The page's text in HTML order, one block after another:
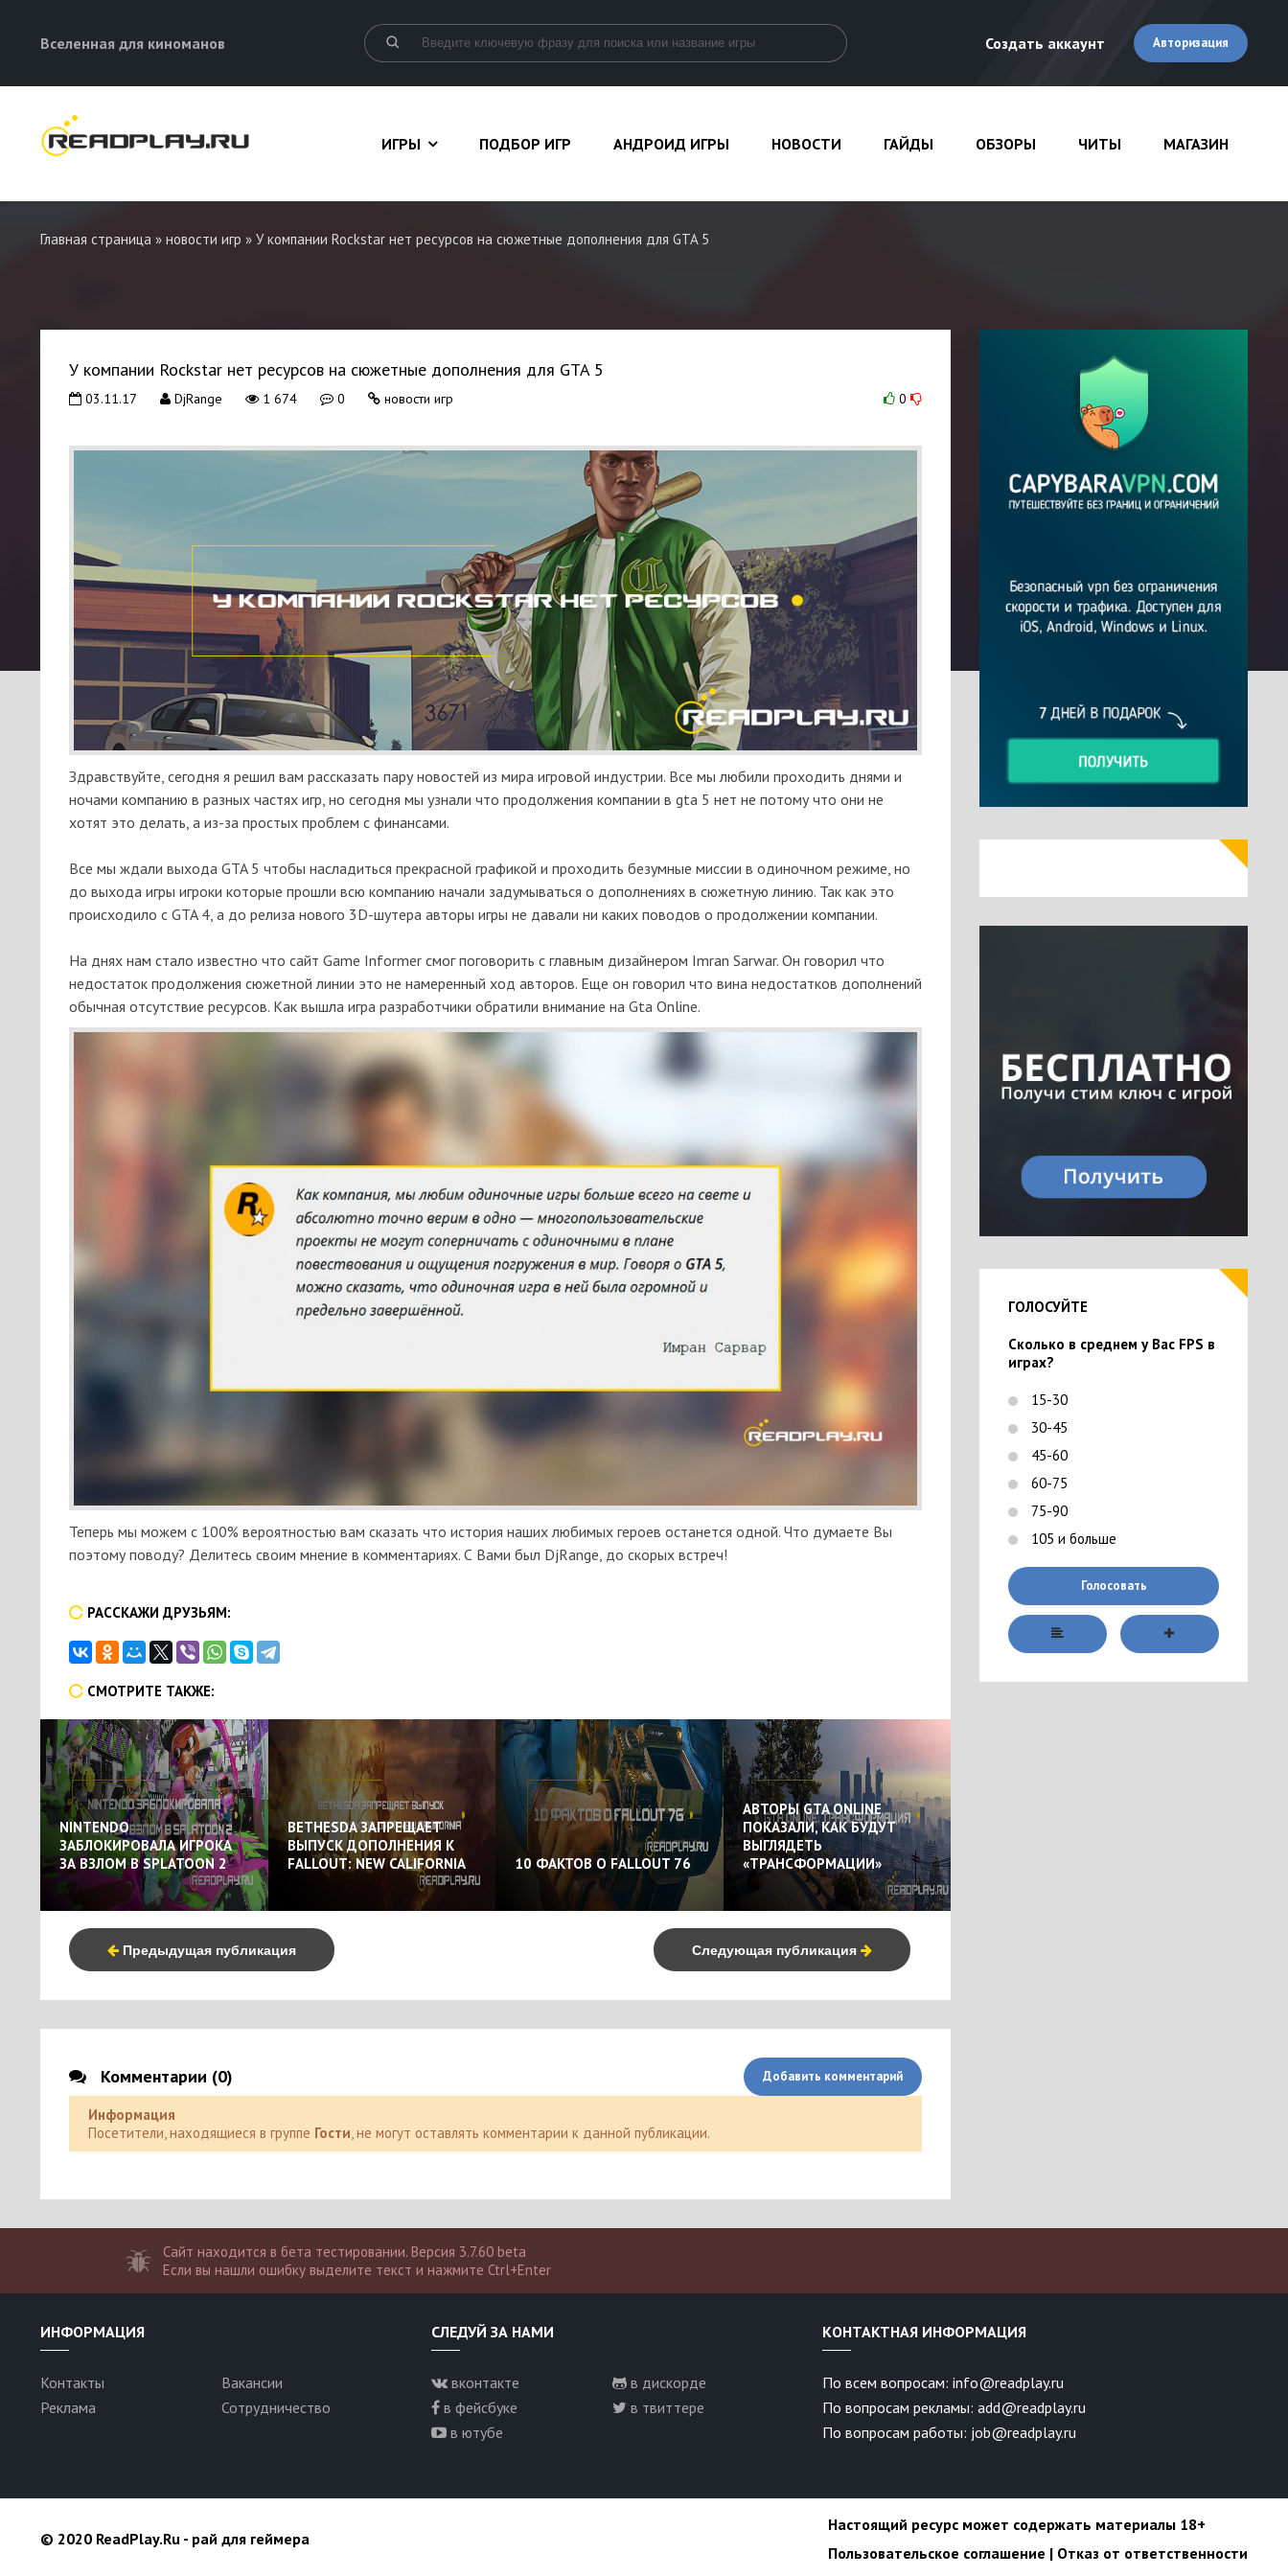
Вселенная для киноманов Создать аккаунт Авторизация
ИГРЫ ПОДБОР ИГР АНДРОИД ИГРЫ НОВОСТИ ГАЙДЫ ОБЗОРЫ ЧИТЫ МАГАЗИН
Главная страница » новости игр » У компании Rockstar нет ресурсов на сюжетные дополнения для GTA 5
У компании Rockstar нет ресурсов на сюжетные дополнения для GTA 5
0
03.11.17 DjRange 1 674 0 новости игр
Здравствуйте, сегодня я решил вам рассказать пару новостей из мира игровой индустрии. Все мы любили проходить днями и
ночами компанию в разных частях игр, но сегодня мы узнали что продолжения компании в gta 5 нет не потому что они не
хотят это делать, а из-за простых проблем с финансами.
Все мы ждали выхода GTA 5 чтобы насладиться прекрасной графикой и проходить безумные миссии в одиночном режиме, но
до выхода игры игроки которые прошли всю компанию начали задумываться о дополнениях в сюжетную линию. Так как это
происходило с GTA 4, а до релиза нового 3D-шутера авторы игры не давали ни каких поводов о продолжении компании.
На днях нам стало известно что сайт Game Informer смогпоговорить с главным дизайнером Imran Sarwar. Он говорил что
недостаток продолжения сюжетной линии это не намеренный ход авторов. Еще он говорил что вина недостатков дополнений
обычная отсутствие ресурсов. Как вышла игра разработчики обратили внимание на Gta Online.
Теперь мы можем с 100% вероятностью вам сказать что история наших любимых героев останется одной. Что думаете Вы
поэтому поводу? Делитесь своим мнение в комментариях. С Вами был DjRange, до скорых встреч!
РАССКАЖИ ДРУЗЬЯМ:
СМОТРИТЕ ТАКЖЕ:
NINTENDO
ЗАБЛОКИРОВАЛА ИГРОКА
ЗА ВЗЛОМ В SPLATOON 2
BETHESDA ЗАПРЕЩАЕТ
ВЫПУСК ДОПОЛНЕНИЯ К
FALLOUT: NEW CALIFORNIA
10 ФАКТОВ О FALLOUT 76
АВТОРЫ GTA ONLINE
ПОКАЗАЛИ, КАК БУДУТ
ВЫГЛЯДЕТЬ
«ТРАНСФОРМАЦИИ»
Предыдущая публикация Следующая публикация
Комментарии (0) Добавить комментарий
Информация
Посетители, находящиеся в группе Гости, не могут оставлять комментарии к данной публикации.
ГОЛОСУЙТЕ
Сколько в среднем у Вас FPS в
играх?
15-30
30-45
45-60
60-75
75-90
105 и больше
Голосовать
Сайт находится в бета тестировании. Версия 3.7.60 beta
Если вы нашли ошибку выделите текст и нажмите Ctrl+Enter
ИНФОРМАЦИЯ
Контакты
Вакансии
Реклама
Сотрудничество
СЛЕДУЙ ЗА НАМИ
вконтакте
в дискорде
в фейсбуке
в твиттере
в ютубе
КОНТАКТНАЯ ИНФОРМАЦИЯ
По всем вопросам: info@readplay.ru
По вопросам рекламы: add@readplay.ru
По вопросам работы: job@readplay.ru
© 2020 ReadPlay.Ru - рай для геймера
Настоящий ресурс может содержать материалы 18+
Пользовательское соглашение | Отказ от ответственности